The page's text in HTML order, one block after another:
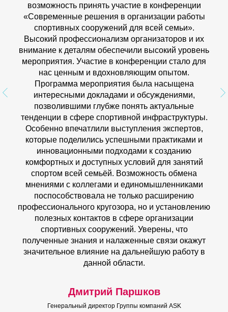
возможность принять участие в конференции
«Современные решения в организации работы
спортивных сооружений для всей семьи».
Высокий профессионализм организаторов и их
внимание к деталям обеспечили высокий уровень
мероприятия. Участие в конференции стало для
нас ценным и вдохновляющим опытом.
Программа мероприятия была насыщена
интересными докладами и обсуждениями,
позволившими глубже понять актуальные
тенденции в сфере спортивной инфраструктуры.
Особенно впечатлили выступления экспертов,
которые поделились успешными практиками и
инновационными подходами к созданию
комфортных и доступных условий для занятий
спортом всей семьёй. Возможность обмена
мнениями с коллегами и единомышленниками
поспособствовала не только расширению
профессионального кругозора, но и установлению
полезных контактов в сфере организации
спортивных сооружений. Уверены, что
полученные знания и налаженные связи окажут
значительное влияние на дальнейшую работу в
данной области.
Дмитрий Паршков
Генеральный директор Группы компаний ASK